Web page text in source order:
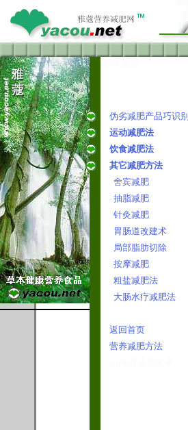
伪劣减肥产品巧识别
运动减肥法
饮食减肥法
其它减肥方法
舍宾减肥
抽脂减肥
针灸减肥
胃肠道改建术
局部脂肪切除
按摩减肥
粗盐减肥法
大肠水疗减肥法
返回首页
营养减肥方法